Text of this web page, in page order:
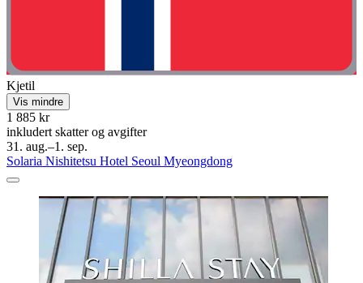
Kjetil
Vis mindre
1 885 kr
inkludert skatter og avgifter
31. aug.–1. sep.
Solaria Nishitetsu Hotel Seoul Myeongdong